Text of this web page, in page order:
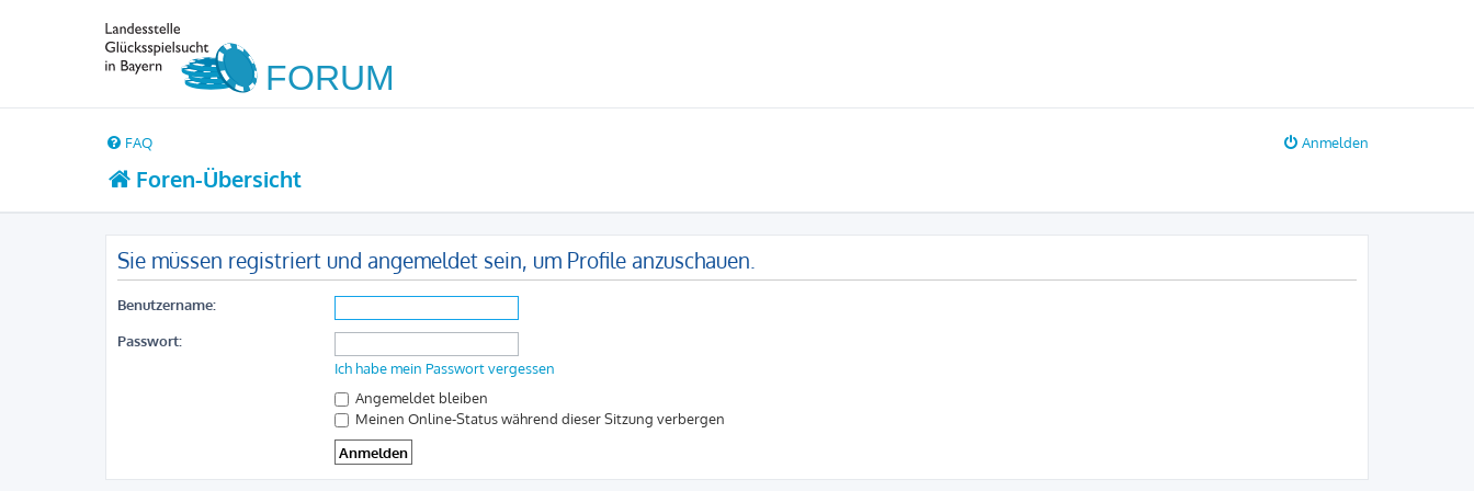
FAQ Anmelden
Foren-Übersicht
Sie müssen registriert und angemeldet sein, um Profile anzuschauen.
Benutzername:
Passwort:
Ich habe mein Passwort vergessen
Angemeldet bleiben
Meinen Online-Status während dieser Sitzung verbergen